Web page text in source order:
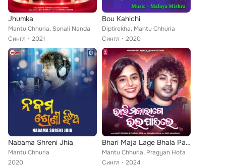
Jhumka
Mantu Chhuria, Sonali Nanda
Сингл
2021
Bou Kahichi
Diptirekha, Mantu Chhuria
Сингл
2020
Nabama Shreni Jhia
Mantu Chhuria
2020
Bhari Maja Lage Bhala Paile
Mantu Chhuria, Pragyan Hota
Сингл
2024